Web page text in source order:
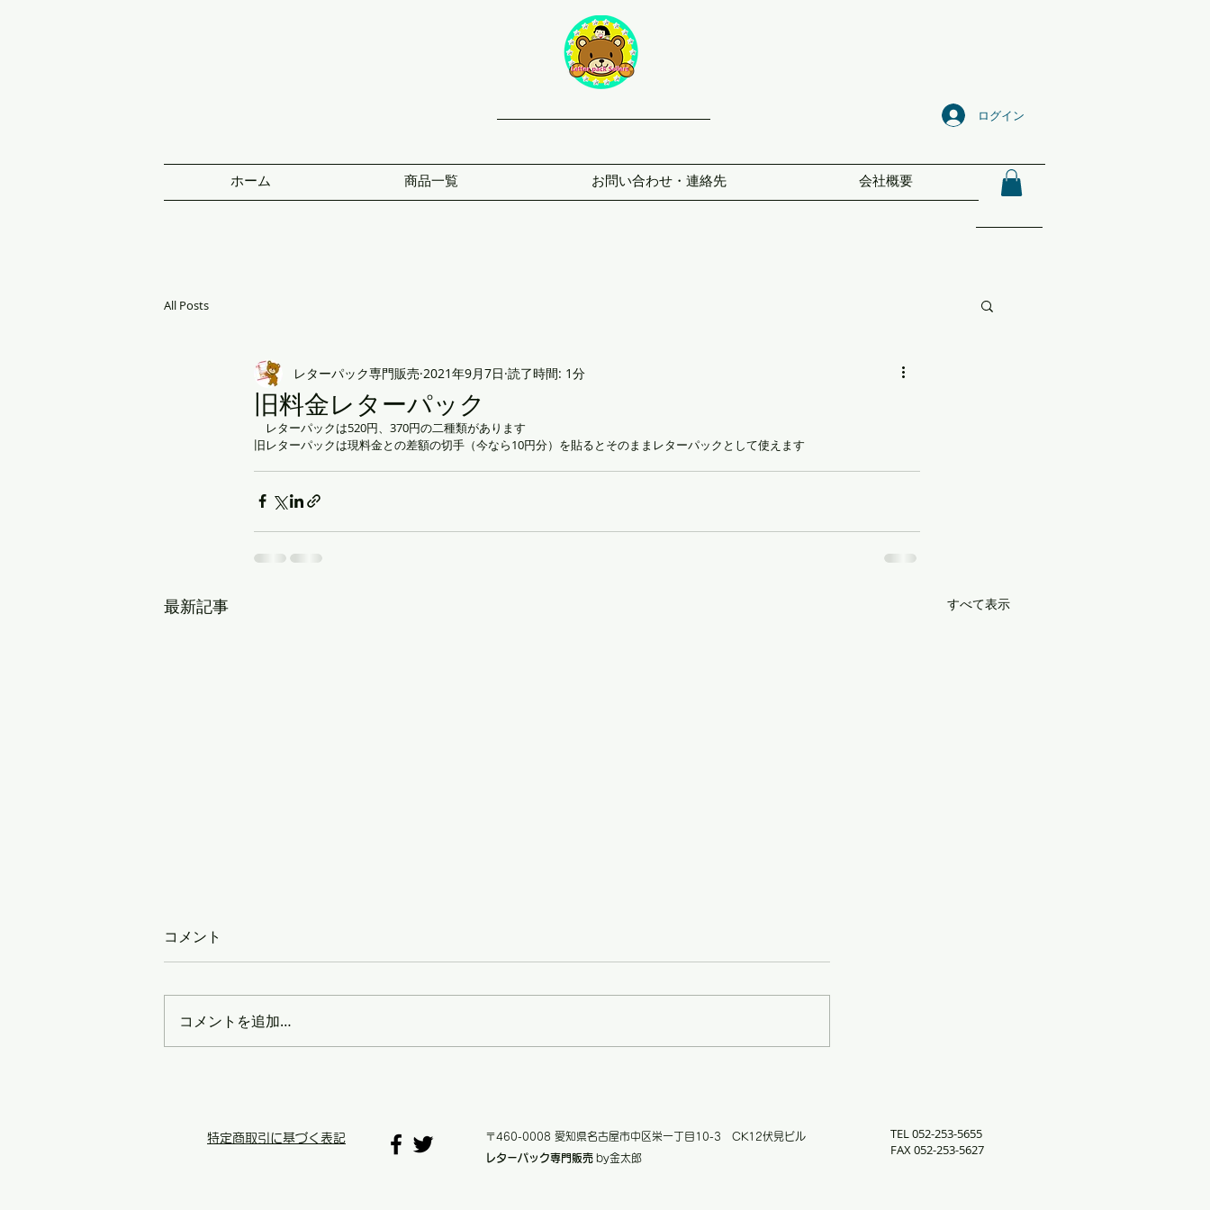
ログイン
ホーム 商品一覧 お問い合わせ・連絡先 会社概要
All Posts
旧料金レターパック
レターパック専門販売 2021年9月7日 読了時間: 1分
レターパックは520円、370円の二種類があります
旧レターパックは現料金との差額の切手（今なら10円分）を貼るとそのままレターパックとして使えます
最新記事 すべて表示
コメント
コメントを追加…
特定商取引に基づく表記
〒460-0008 愛知県名古屋市中区栄一丁目10-3 CK12伏見ビル
レターパック専門販売 by金太郎
TEL 052-253-5655
FAX 052-253-5627